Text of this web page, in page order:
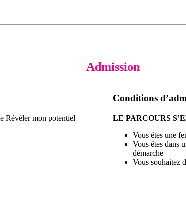
Admission
Révéler mon potentiel
Conditions
LE PARCOURS
Vous êtes une
Vous êtes dans
démarche
Vous souhaitez